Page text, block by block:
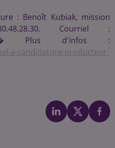
: Benoît Kubiak, mission
Courriel :
Plus d'infos :
a-candidature-producteur-